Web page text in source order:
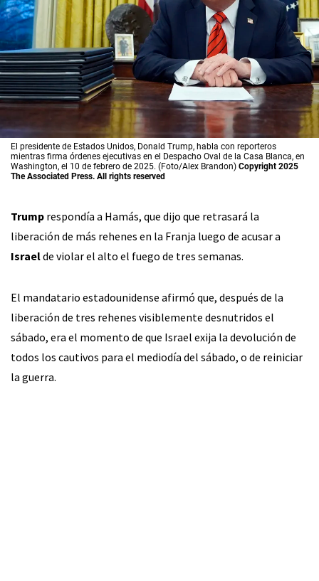
El presidente de Estados Unidos, Donald Trump, habla con reporteros
mientras firma órdenes ejecutivas en el Despacho Oval de la Casa Blanca, en
Washington, el 10 de febrero de 2025. (Foto/Alex Brandon) Copyright 2025
The Associated Press. All rights reserved
Trump respondía a Hamás, que dijo que retrasará la
liberación de más rehenes en la Franja luego de acusar a
Israelde violar el alto el fuego de tres semanas.
El mandatario estadounidense afirmó que, después de la
liberación de tres rehenes visiblemente desnutridos el
sábado, era el momento de que Israel exija la devolución de
todos los cautivos para el mediodía del sábado, o de reiniciar
la guerra.